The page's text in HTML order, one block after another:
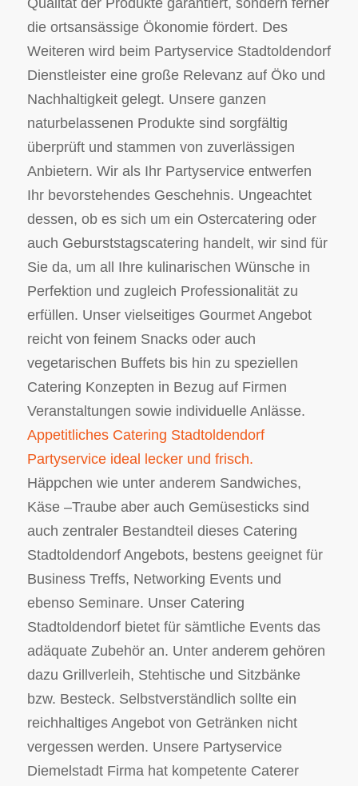
die ortsansässige Ökonomie fördert. Des
Weiteren wird beim Partyservice Stadtoldendorf
Dienstleister eine große Relevanz auf Öko und
Nachhaltigkeit gelegt. Unsere ganzen
naturbelassenen Produkte sind sorgfältig
überprüft und stammen von zuverlässigen
Anbietern. Wir als Ihr Partyservice entwerfen
Ihr bevorstehendes Geschehnis. Ungeachtet
dessen, ob es sich um ein Ostercatering oder
auch Geburststagscatering handelt, wir sind für
Sie da, um all Ihre kulinarischen Wünsche in
Perfektion und zugleich Professionalität zu
erfüllen. Unser vielseitiges Gourmet Angebot
reicht von feinem Snacks oder auch
vegetarischen Buffets bis hin zu speziellen
Catering Konzepten in Bezug auf Firmen
Veranstaltungen sowie individuelle Anlässe.
Appetitliches Catering Stadtoldendorf
Partyservice ideal lecker und frisch.
Häppchen wie unter anderem Sandwiches,
Käse –Traube aber auch Gemüsesticks sind
auch zentraler Bestandteil dieses Catering
Stadtoldendorf Angebots, bestens geeignet für
Business Treffs, Networking Events und
ebenso Seminare. Unser Catering
Stadtoldendorf bietet für sämtliche Events das
adäquate Zubehör an. Unter anderem gehören
dazu Grillverleih, Stehtische und Sitzbänke
bzw. Besteck. Selbstverständlich sollte ein
reichhaltiges Angebot von Getränken nicht
vergessen werden. Unsere Partyservice
Diemelstadt Firma hat kompetente Caterer